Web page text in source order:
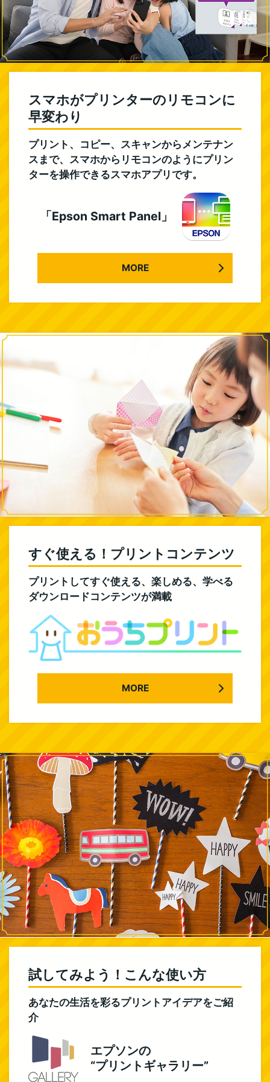
スマホがプリンターのリモコンに
早変わり
プリント、コピー、スキャンからメンテナン
スまで、スマホからリモコンのようにプリン
ターを操作できるスマホアプリです。
「Epson Smart Panel」
MORE
すぐ使える！プリントコンテンツ
プリントしてすぐ使える、楽しめる、学べる
ダウンロードコンテンツが満載
MORE
試してみよう！こんな使い方
あなたの生活を彩るプリントアイデアをご紹
介
エプソンの
“プリントギャラリー”